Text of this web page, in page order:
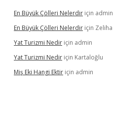
En Büyük Çölleri Nelerdir için admin
En Büyük Çölleri Nelerdir için Zeliha
Yat Turizmi Nedir için admin
Yat Turizmi Nedir için Kartaloğlu
Miş Eki Hangi Ektir için admin